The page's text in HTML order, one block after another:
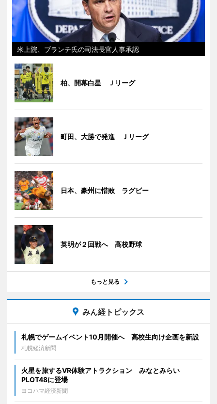
米上院、ブランチ氏の司法長官人事承認
柏、開幕白星 Ｊリーグ
町田、大勝で発進 Ｊリーグ
日本、豪州に惜敗 ラグビー
英明が２回戦へ 高校野球
もっと見る
みん経トピックス
札幌でゲームイベント10月開催へ 高校生向け企画を新設
札幌経済新聞
火星を旅するVR体験アトラクション みなとみらい
PLOT48に登場
ヨコハマ経済新聞